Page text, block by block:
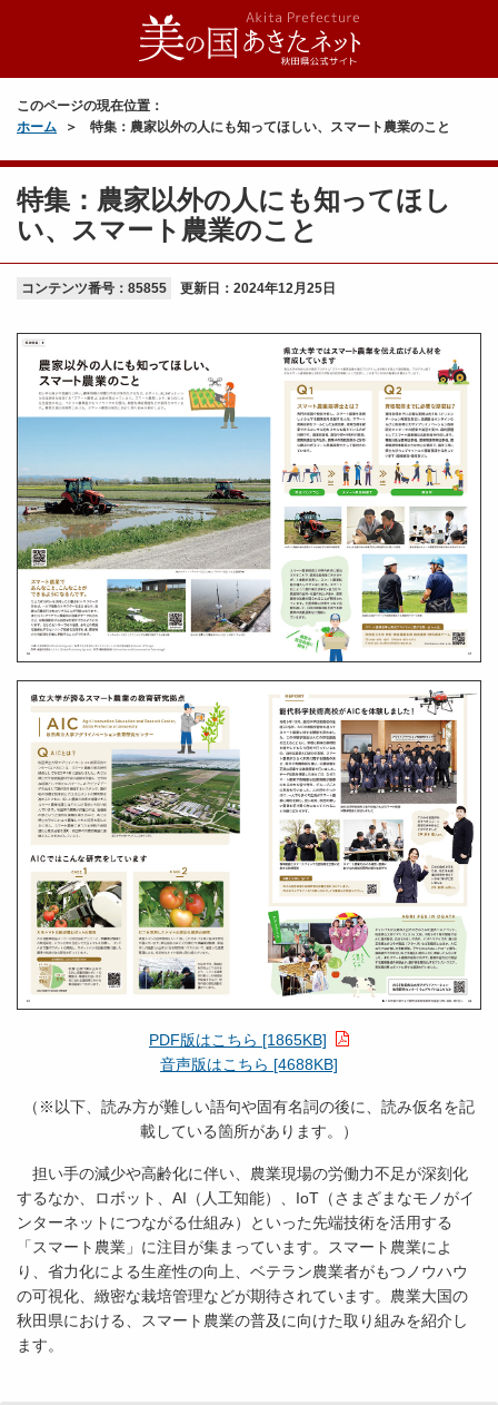
このページの現在位置：
ホーム
特集：農家以外の人にも知ってほしい、スマート農業のこと
特集：農家以外の人にも知ってほし
い、スマート農業のこと
コンテンツ番号：85855 更新日： 2024年12月25日
PDF版はこちら [1865KB]
音声版はこちら [4688KB]
（※以下、読み方が難しい語句や固有名詞の後に、読み仮名を記
載している箇所があります。）
担い手の減少や高齢化に伴い、農業現場の労働力不足が深刻化
するなか、ロボット、AI（人工知能）、IoT（さまざまなモノがイ
ンターネットにつながる仕組み）といった先端技術を活用する
「スマート農業」に注目が集まっています。スマート農業によ
り、省力化による生産性の向上、ベテラン農業者がもつノウハウ
の可視化、緻密な栽培管理などが期待されています。農業大国の
秋田県における、スマート農業の普及に向けた取り組みを紹介し
ます。